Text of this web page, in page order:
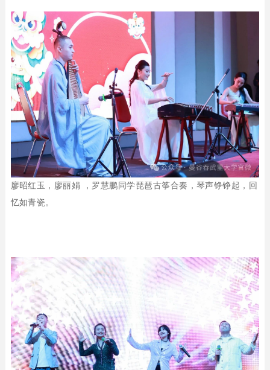
廖昭红玉，廖丽娟 ，罗慧鹏同学琵琶古筝合奏，琴声铮铮起，回
忆如青瓷。